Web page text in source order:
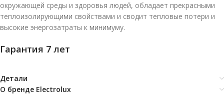
окружающей среды и здоровья людей, обладает прекрасными
теплоизолирующими свойствами и сводит тепловые потери и
высокие энергозатраты к минимуму.
Гарантия 7 лет
Детали
О бренде Electrolux